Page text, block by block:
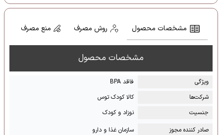
مشخصات محصول روش مصرف منع مصرف
مشخصات محصول
ویژگی
فاقد BPA
شرکت‌ها
کالا کودک توس
جنسیت
نوزاد و کودک
صادر کننده مجوز
سازمان غذا و دارو